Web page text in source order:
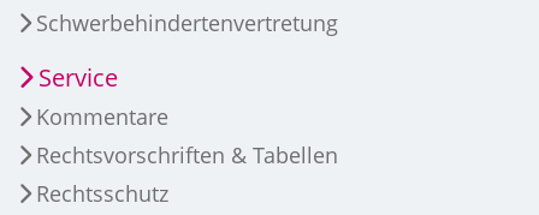
Schwerbehindertenvertretung
Service
Kommentare
Rechtsvorschriften & Tabellen
Rechtsschutz